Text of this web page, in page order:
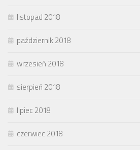
listopad 2018
październik 2018
wrzesień 2018
sierpień 2018
lipiec 2018
czerwiec 2018